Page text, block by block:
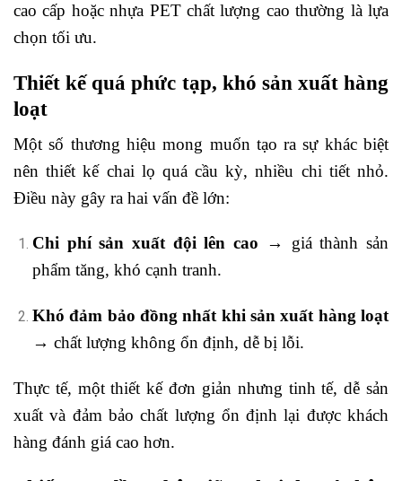
cao cấp hoặc nhựa PET chất lượng cao thường là lựa
chọn tối ưu.
Thiết kế quá phức tạp, khó sản xuất hàng
loạt
Một số thương hiệu mong muốn tạo ra sự khác biệt
nên thiết kế chai lọ quá cầu kỳ, nhiều chi tiết nhỏ.
Điều này gây ra hai vấn đề lớn:
Chi phí sản xuất đội lên cao → giá thành sản
phẩm tăng, khó cạnh tranh.
Khó đảm bảo đồng nhất khi sản xuất hàng loạt
→ chất lượng không ổn định, dễ bị lỗi.
Thực tế, một thiết kế đơn giản nhưng tinh tế, dễ sản
xuất và đảm bảo chất lượng ổn định lại được khách
hàng đánh giá cao hơn.